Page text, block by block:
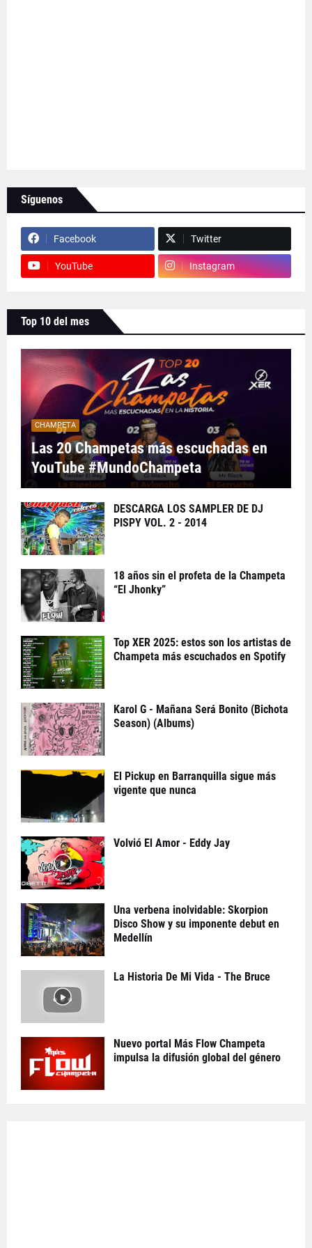
Síguenos
Facebook Twitter
YouTube Instagram
Top 10 del mes
CHAMPETA
Las 20 Champetas más escuchadas en
YouTube #MundoChampeta
DESCARGA LOS SAMPLER DE DJ
PISPY VOL. 2 - 2014
18 años sin el profeta de la Champeta
“El Jhonky”
Top XER 2025: estos son los artistas de
Champeta más escuchados en Spotify
Karol G - Mañana Será Bonito (Bichota
Season) (Albums)
El Pickup en Barranquilla sigue más
vigente que nunca
Volvió El Amor - Eddy Jay
Una verbena inolvidable: Skorpion
Disco Show y su imponente debut en
Medellín
La Historia De Mi Vida - The Bruce
Nuevo portal Más Flow Champeta
impulsa la difusión global del género